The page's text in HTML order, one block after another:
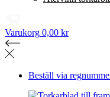
Varukorg 0,00 kr
Beställ via